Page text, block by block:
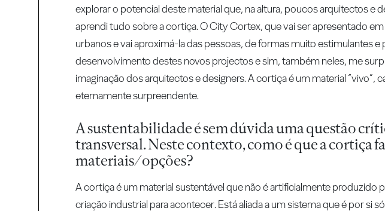
explorar o potencial deste material que, na altura, poucos arquitectos e
aprendi tudo sobre a cortiça. O City Cortex, que vai ser apresentado
urbanos e vai aproximá-la das pessoas, de formas muito estimulantes
desenvolvimento destes novos projectos e sim, também neles, me
imaginação dos arquitectos e designers. A cortiça é um material “vivo”,
eternamente surpreendente.
A sustentabilidade é sem dúvida uma questão
transversal. Neste contexto, como é que a cortiça
materiais/opções?
A cortiça é um material sustentável que não é artificialmente
criação industrial para acontecer. Está aliada a um sistema que é por si